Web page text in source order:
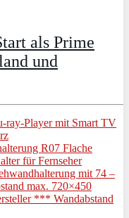
als Prime
und
ray-Player mit Smart TV
R07 Flache
für Fernseher
mit 74 –
max. 720×450
*** Wandabstand